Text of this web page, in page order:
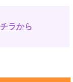
ラから